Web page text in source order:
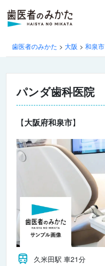
歯医者のみかた > 大阪 > 和泉市
パンダ歯科医院
【大阪府和泉市】
久米田駅 車21分